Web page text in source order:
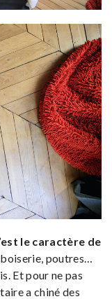
le caractère de
poutres…
Et pour ne pas
a chiné des